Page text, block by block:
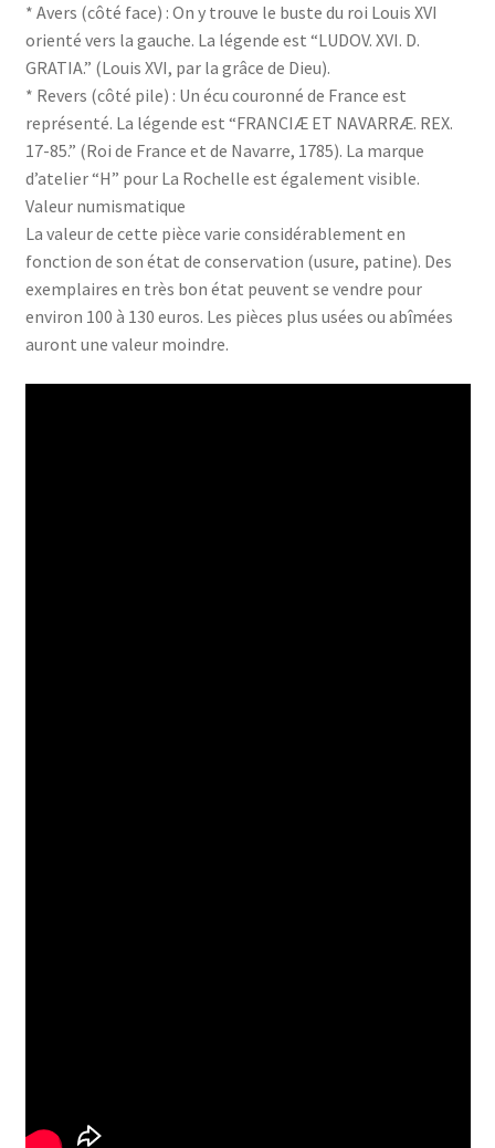
* Avers (côté face) : On y trouve le buste du roi Louis XVI
orienté vers la gauche. La légende est “LUDOV. XVI. D.
GRATIA.” (Louis XVI, par la grâce de Dieu).
* Revers (côté pile) : Un écu couronné de France est
représenté. La légende est “FRANCIÆ ET NAVARRÆ. REX.
17-85.” (Roi de France et de Navarre, 1785). La marque
d’atelier “H” pour La Rochelle est également visible.
Valeur numismatique
La valeur de cette pièce varie considérablement en
fonction de son état de conservation (usure, patine). Des
exemplaires en très bon état peuvent se vendre pour
environ 100 à 130 euros. Les pièces plus usées ou abîmées
auront une valeur moindre.